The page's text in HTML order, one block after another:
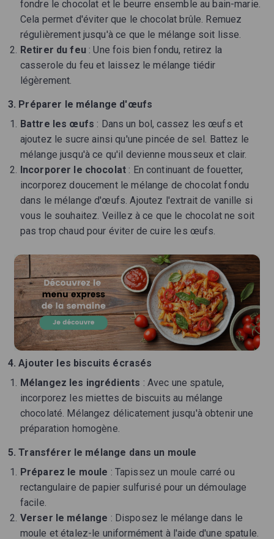
fondre le chocolat et le beurre ensemble au bain-marie.
Cela permet d'éviter que le chocolat brûle. Remuez
régulièrement jusqu'à ce que le mélange soit lisse.
Retirer du feu: Une fois bien fondu, retirez la
casserole du feu et laissez le mélange tiédir
légèrement.
3. Préparer le mélange d'œufs
Battre les œufs : Dans un bol, cassez les œufs et
ajoutez le sucre ainsi qu'une pincée de sel. Battez le
mélange jusqu'à ce qu'il devienne mousseux et clair.
Incorporer le chocolat : En continuant de fouetter,
incorporez doucement le mélange de chocolat fondu
dans le mélange d'œufs. Ajoutez l'extrait de vanille si
vous le souhaitez. Veillez à ce que le chocolat ne soit
pas trop chaud pour éviter de cuire les œufs.
4. Ajouter les biscuits écrasés
Mélangez les ingrédients : Avec une spatule,
incorporez les miettes de biscuits au mélange
chocolaté. Mélangez délicatement jusqu'à obtenir une
préparation homogène.
5. Transférer le mélange dans un moule
Préparez le moule : Tapissez un moule carré ou
rectangulaire de papier sulfurisé pour un démoulage
facile.
Verser le mélange : Disposez le mélange dans le
moule et étalez-le uniformément à l'aide d'une spatule.